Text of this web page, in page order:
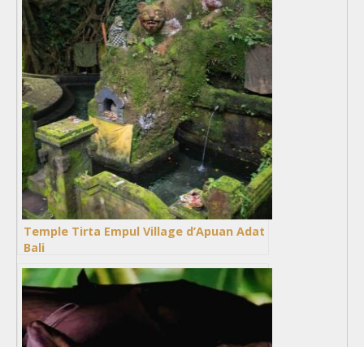
Temple Tirta Empul Village d’Apuan Adat
Bali